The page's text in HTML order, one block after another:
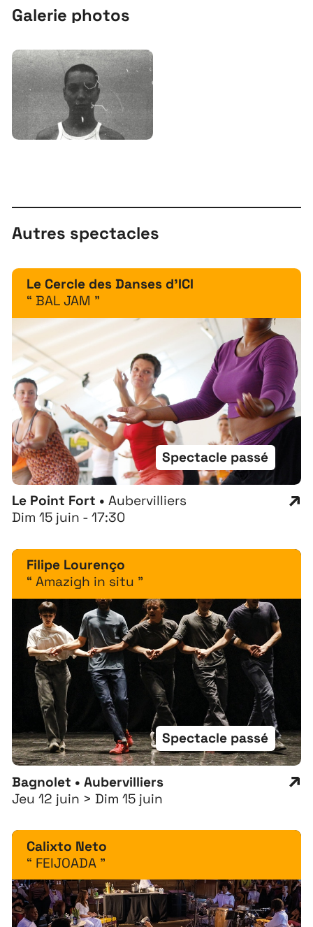
À propos
Projets
Contact
Recrutement
Galerie photos
Autres spectacles
Le Point Fort •Aubervilliers
Dim 15 juin - 17:30
Spectacle passé
Le Cercle des Danses d'ICI
“ BAL JAM ”
Bagnolet • Aubervilliers
Jeu 12 juin > Dim 15 juin
Spectacle passé
Filipe Lourenço
“ Amazigh in situ ”
Calixto Neto
“ FEIJOADA ”